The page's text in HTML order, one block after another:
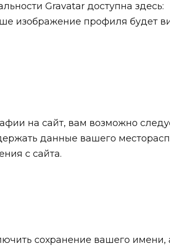
Gravatar доступна здесь:
изображение профиля будет
на сайт, вам возможно
данные вашего
с сайта.
сохранение вашего имени,